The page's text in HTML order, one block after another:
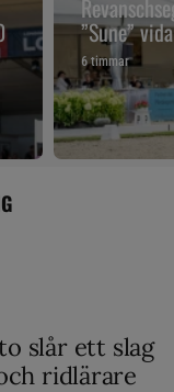
”Sune”
6 timmar
slår ett slag
ridlärare